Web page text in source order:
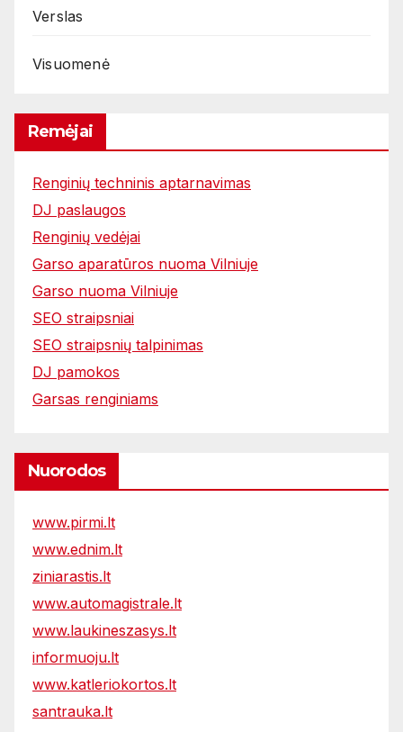
Verslas
Visuomenė
Remėjai
Renginių techninis aptarnavimas
DJ paslaugos
Renginių vedėjai
Garso aparatūros nuoma Vilniuje
Garso nuoma Vilniuje
SEO straipsniai
SEO straipsnių talpinimas
DJ pamokos
Garsas renginiams
Nuorodos
www.pirmi.lt
www.ednim.lt
ziniarastis.lt
www.automagistrale.lt
www.laukineszasys.lt
informuoju.lt
www.katleriokortos.lt
santrauka.lt